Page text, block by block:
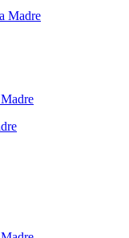
Madre